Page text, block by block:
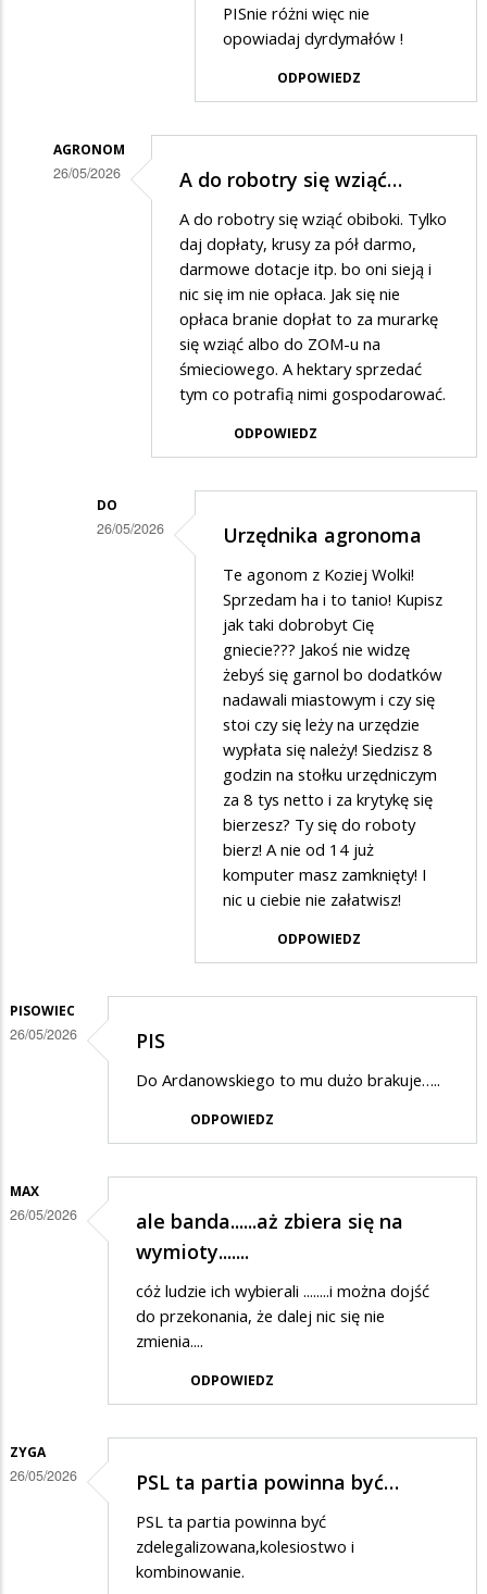
dziadzi
PISnie różni więc nie
opowiadaj dyrdymałów !
ODPOWIEDZ
AGRONOM
26/05/2026 A do robotry się wziąć…
A do robotry się wziąć obiboki. Tylko
daj dopłaty, krusy za pół darmo,
darmowe dotacje itp. bo oni sieją i
nic się im nie opłaca. Jak się nie
opłaca branie dopłat to za murarkę
się wziąć albo do ZOM-u na
śmieciowego. A hektary sprzedać
tym co potrafią nimi gospodarować.
ODPOWIEDZ
DO
26/05/2026 Urzędnika agronoma
Te agonom z Koziej Wolki!
Sprzedam ha i to tanio! Kupisz
jak taki dobrobyt Cię
gniecie??? Jakoś nie widzę
żebyś się garnol bo dodatków
nadawali miastowym i czy się
stoi czy się leży na urzędzie
wypłata się należy! Siedzisz 8
godzin na stołku urzędniczym
za 8 tys netto i za krytykę się
bierzesz? Ty się do roboty
bierz! A nie od 14 już
komputer masz zamknięty! I
nic u ciebie nie załatwisz!
ODPOWIEDZ
PISOWIEC
26/05/2026 PIS
Do Ardanowskiego to mu dużo brakuje…..
ODPOWIEDZ
MAX
26/05/2026
ale banda......aż zbiera się na
wymioty.......
cóż ludzie ich wybierali ........i można dojść
do przekonania, że dalej nic się nie
zmienia....
ODPOWIEDZ
ZYGA
26/05/2026 PSL ta partia powinna być…
PSL ta partia powinna być
zdelegalizowana,kolesiostwo i
kombinowanie.